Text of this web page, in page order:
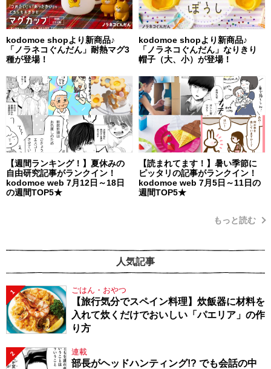
kodomoe shopより新商品♪
「ノラネコぐんだん」耐熱マグ3
種が登場！
kodomoe shopより新商品♪
「ノラネコぐんだん」なりきり
帽子（大、小）が登場！
【週間ランキング！】夏休みの
自由研究記事がランクイン！
kodomoe web 7月12日～18日
の週間TOP5★
【読まれてます！】暑い季節に
ピッタリの記事がランクイン！
kodomoe web 7月5日～11日の
週間TOP5★
もっと読む
人気記事
1 ごはん・おやつ
【旅行気分でスペイン料理】炊飯器に材料を
入れて炊くだけでおいしい「パエリア」の作
り方
2 連載
部長がヘッドハンティング!? でも会話の中